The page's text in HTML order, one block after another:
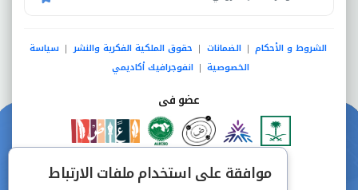
الشروط و الأحكام | الضمانات | حقوق الملكية الفكرية والنشر | سياسة
الخصوصية | انفوجرافيك أكاديمي
عضو فى
دفع آمن من خلال
موافقة على استخدام ملفات الارتباط